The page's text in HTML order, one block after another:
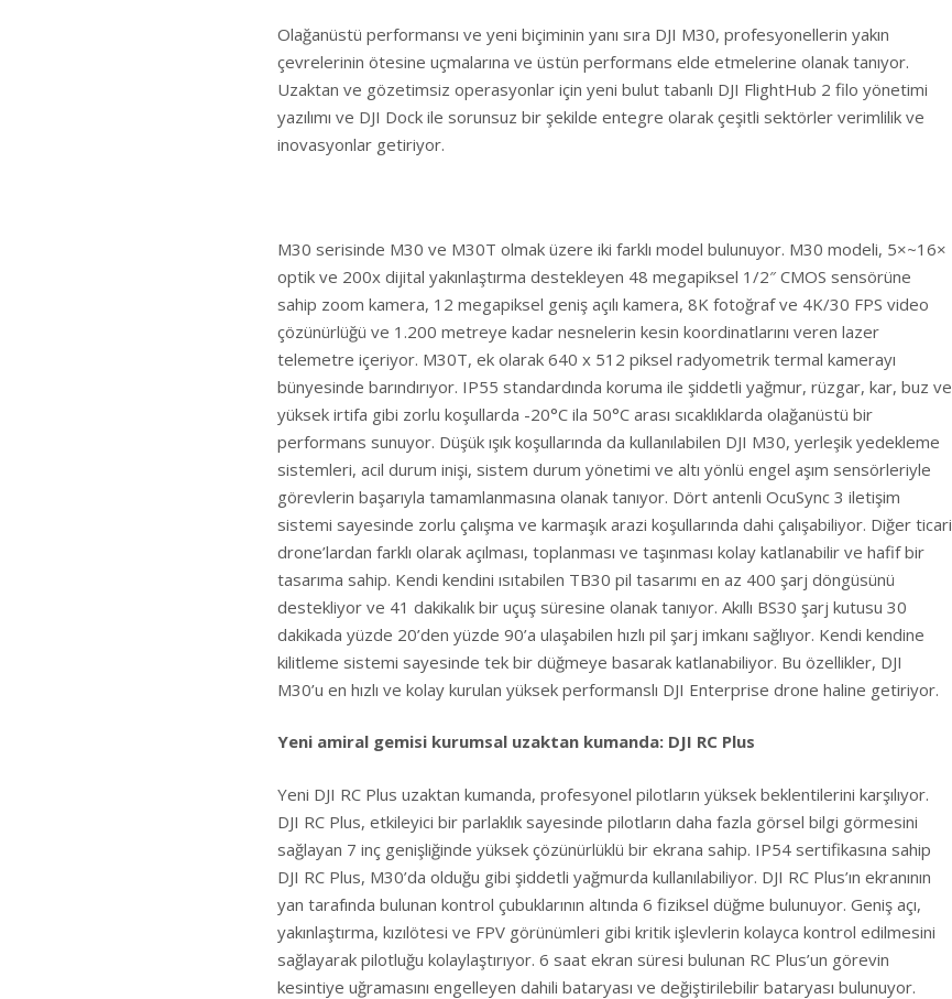
Olağanüstü performansı ve yeni biçiminin yanı sıra DJI M30, profesyonellerin yakın
çevrelerinin ötesine uçmalarına ve üstün performans elde etmelerine olanak tanıyor.
Uzaktan ve gözetimsiz operasyonlar için yeni bulut tabanlı DJI FlightHub 2 filo yönetimi
yazılımı ve DJI Dock ile sorunsuz bir şekilde entegre olarak çeşitli sektörler verimlilik ve
inovasyonlar getiriyor.
M30 serisinde M30 ve M30T olmak üzere iki farklı model bulunuyor. M30 modeli, 5×~16×
optik ve 200x dijital yakınlaştırma destekleyen 48 megapiksel 1/2″ CMOS sensörüne
sahip zoom kamera, 12 megapiksel geniş açılı kamera, 8K fotoğraf ve 4K/30 FPS video
çözünürlüğü ve 1.200 metreye kadar nesnelerin kesin koordinatlarını veren lazer
telemetre içeriyor. M30T, ek olarak 640 x 512 piksel radyometrik termal kamerayı
bünyesinde barındırıyor. IP55 standardında koruma ile şiddetli yağmur, rüzgar, kar, buz ve
yüksek irtifa gibi zorlu koşullarda -20°C ila 50°C arası sıcaklıklarda olağanüstü bir
performans sunuyor. Düşük ışık koşullarında da kullanılabilen DJI M30, yerleşik yedekleme
sistemleri, acil durum inişi, sistem durum yönetimi ve altı yönlü engel aşım sensörleriyle
görevlerin başarıyla tamamlanmasına olanak tanıyor. Dört antenli OcuSync 3 iletişim
sistemi sayesinde zorlu çalışma ve karmaşık arazi koşullarında dahi çalışabiliyor. Diğer ticari
drone’lardan farklı olarak açılması, toplanması ve taşınması kolay katlanabilir ve hafif bir
tasarıma sahip. Kendi kendini ısıtabilen TB30 pil tasarımı en az 400 şarj döngüsünü
destekliyor ve 41 dakikalık bir uçuş süresine olanak tanıyor. Akıllı BS30 şarj kutusu 30
dakikada yüzde 20’den yüzde 90’a ulaşabilen hızlı pil şarj imkanı sağlıyor. Kendi kendine
kilitleme sistemi sayesinde tek bir düğmeye basarak katlanabiliyor. Bu özellikler, DJI
M30’u en hızlı ve kolay kurulan yüksek performanslı DJI Enterprise drone haline getiriyor.
Yeni amiral gemisi kurumsal uzaktan kumanda: DJI RC Plus
Yeni DJI RC Plus uzaktan kumanda, profesyonel pilotların yüksek beklentilerini karşılıyor.
DJI RC Plus, etkileyici bir parlaklık sayesinde pilotların daha fazla görsel bilgi görmesini
sağlayan 7 inç genişliğinde yüksek çözünürlüklü bir ekrana sahip. IP54 sertifikasına sahip
DJI RC Plus, M30’da olduğu gibi şiddetli yağmurda kullanılabiliyor. DJI RC Plus’ın ekranının
yan tarafında bulunan kontrol çubuklarının altında 6 fiziksel düğme bulunuyor. Geniş açı,
yakınlaştırma, kızılötesi ve FPV görünümleri gibi kritik işlevlerin kolayca kontrol edilmesini
sağlayarak pilotluğu kolaylaştırıyor. 6 saat ekran süresi bulunan RC Plus’un görevin
kesintiye uğramasını engelleyen dahili bataryası ve değiştirilebilir bataryası bulunuyor.